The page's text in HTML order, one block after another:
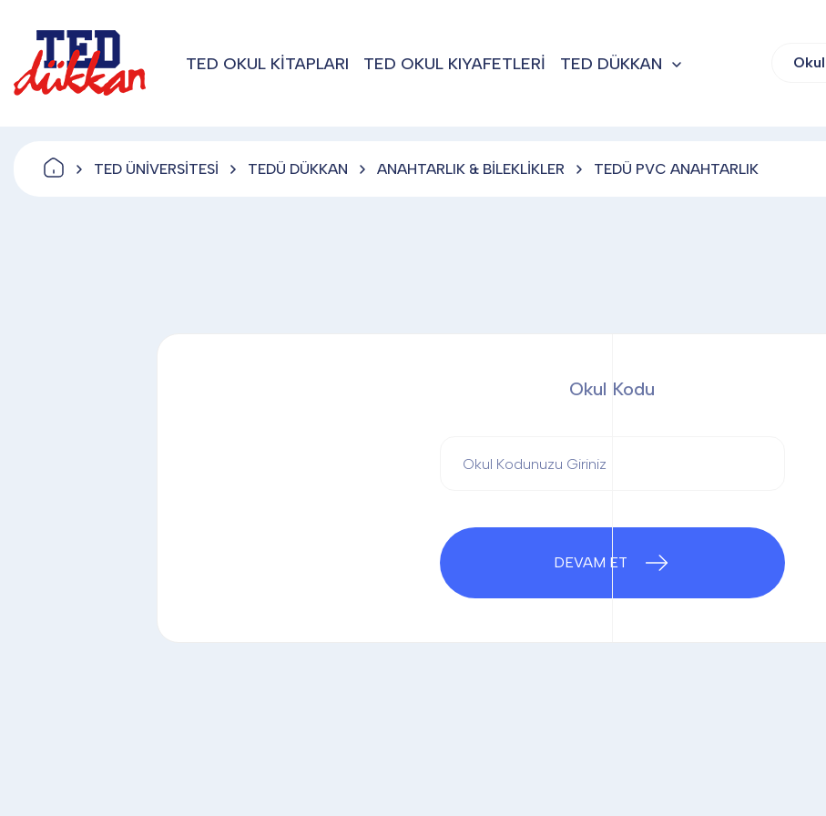
TED OKUL KİTAPLARI TED OKUL KIYAFETLERİ TED DÜKKAN Okul
TED ÜNİVERSİTESİ TEDÜ DÜKKAN ANAHTARLIK & BİLEKLİKLER TEDÜ PVC ANAHTARLIK
Okul Kodu
DEVAM ET